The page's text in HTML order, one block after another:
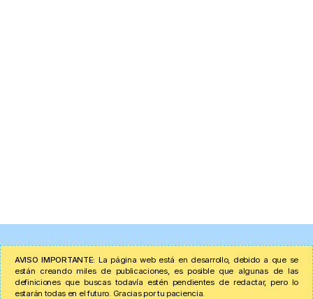
AVISO IMPORTANTE: La página web está en desarrollo, debido a que se
están creando miles de publicaciones, es posible que algunas de las
definiciones que buscas todavía estén pendientes de redactar, pero lo
estarán todas en el futuro. Gracias por tu paciencia.